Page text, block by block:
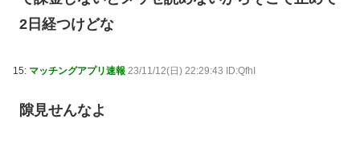
2日経つけどな
15: マッチングアプリ速報 23/11/12(日) 22:29:43 ID:QfhI
隙見せんなよ